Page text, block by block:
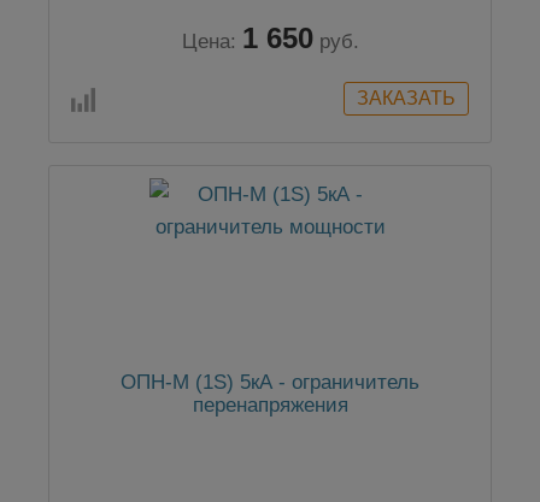
Цена: 1 650 руб.
ОПН-М (1S) 5кА - ограничитель
перенапряжения